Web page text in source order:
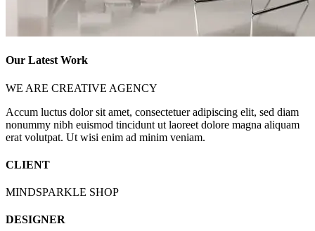
Our Latest Work
WE ARE CREATIVE AGENCY
Accum luctus dolor sit amet, consectetuer adipiscing elit, sed diam
nonummy nibh euismod tincidunt ut laoreet dolore magna aliquam
erat volutpat. Ut wisi enim ad minim veniam.
CLIENT
MINDSPARKLE SHOP
DESIGNER